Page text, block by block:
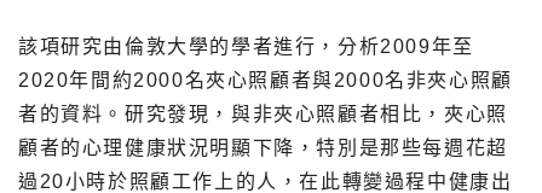
該項研究由倫敦大學的學者進行，分析2009年至
2020年間約2000名夾心照顧者與2000名非夾心照顧
者的資料。研究發現，與非夾心照顧者相比，夾心照
顧者的心理健康狀況明顯下降，特別是那些每週花超
過20小時於照顧工作上的人，在此轉變過程中健康出